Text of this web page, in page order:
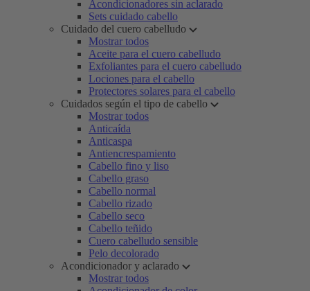
Acondicionadores sin aclarado
Sets cuidado cabello
Cuidado del cuero cabelludo
Mostrar todos
Aceite para el cuero cabelludo
Exfoliantes para el cuero cabelludo
Lociones para el cabello
Protectores solares para el cabello
Cuidados según el tipo de cabello
Mostrar todos
Anticaída
Anticaspa
Antiencrespamiento
Cabello fino y liso
Cabello graso
Cabello normal
Cabello rizado
Cabello seco
Cabello teñido
Cuero cabelludo sensible
Pelo decolorado
Acondicionador y aclarado
Mostrar todos